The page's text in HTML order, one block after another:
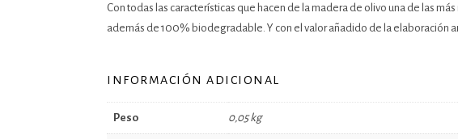
Con todas las características que hacen de la madera de olivo una de las
además de 100% biodegradable. Y con el valor añadido de la elaboración
INFORMACIÓN ADICIONAL
Peso 0,05 kg